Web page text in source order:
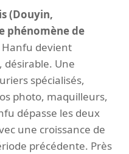
(Douyin,
phénomène de
Hanfu devient
Une
spécialisés,
photo, maquilleurs,
dépasse les deux
une croissance de
précédente. Près